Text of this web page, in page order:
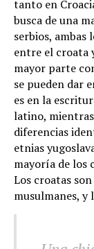
tanto en
busca de una
serbios, ambas
entre el croata
mayor parte
se pueden dar
es en la
latino,
diferencias
etnias
mayoría de los
Los croatas
musulmanes, y